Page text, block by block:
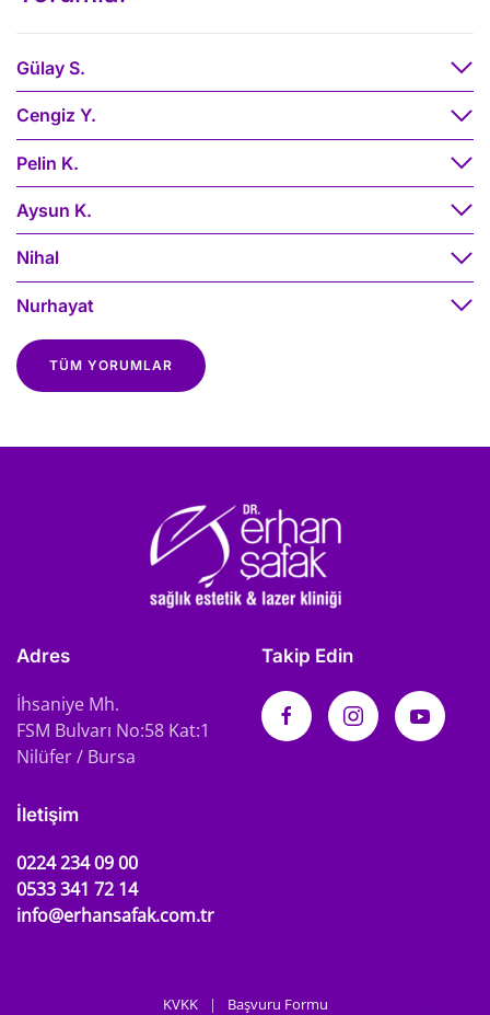
Gülay S.
Cengiz Y.
Pelin K.
Aysun K.
Nihal
Nurhayat
TÜM YORUMLAR
Adres
İhsaniye Mh.
FSM Bulvarı No:58 Kat:1
Nilüfer / Bursa
Takip Edin
İletişim
0224 234 09 00
0533 341 72 14
info@erhansafak.com.tr
KVKK | Başvuru Formu